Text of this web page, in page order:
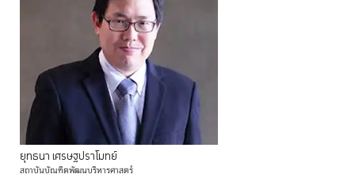
ยุทธนา เศรษฐปราโมทย์
สถาบันบัณฑิตพัฒนบริหารศาสตร์